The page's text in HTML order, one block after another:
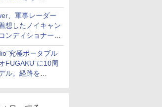
から
、軍事レーダー
想したノイキャン
ンディショナー
」
究極ポータブル
FUGAKU”に10周
ル。経路を